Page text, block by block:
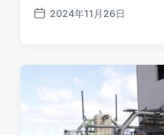
发
期
2024年11月26日